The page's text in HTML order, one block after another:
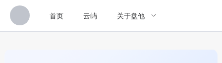
首页 云屿 关于盘他